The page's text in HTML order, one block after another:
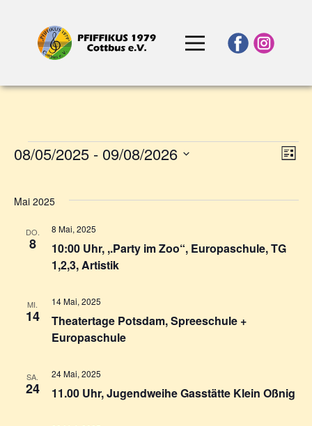
Veranstaltungen Liste
08/05/2025 - 09/08/2026
Mai 2025
DO.
8
10:00 Uhr, ,.Party im Zoo“, Europaschule, TG
1,2,3, Artistik
8 Mai, 2025
MI.
14
Theatertage Potsdam, Spreeschule +
Europaschule
14 Mai, 2025
SA.
24 11.00 Uhr, Jugendweihe Gasstätte Klein Oßnig
24 Mai, 2025